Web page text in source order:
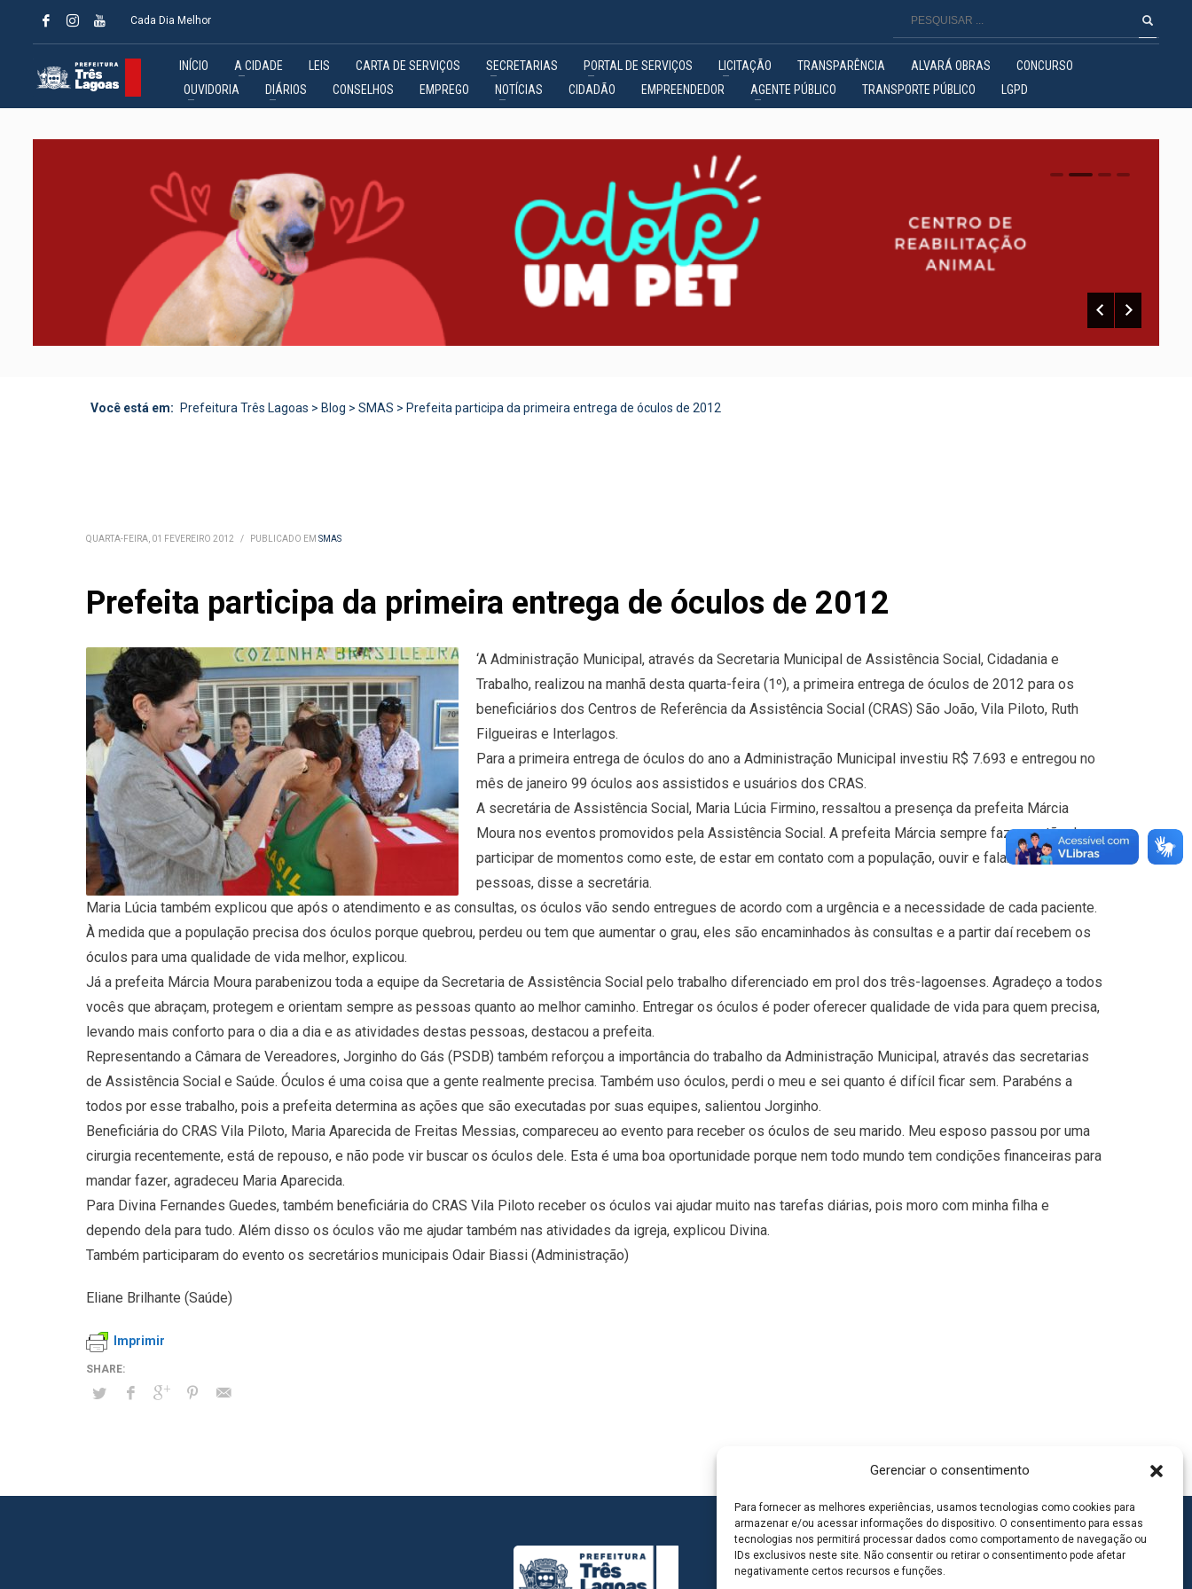
Gerenciar o consentimento
Para fornecer as melhores experiências, usamos tecnologias como cookies para
armazenar e/ou acessar informações do dispositivo. O consentimento para essas
tecnologias nos permitirá processar dados como comportamento de navegação ou
IDs exclusivos neste site. Não consentir ou retirar o consentimento pode afetar
negativamente certos recursos e funções.
Cada Dia Melhor
INÍCIO A CIDADE LEIS CARTA DE SERVIÇOS SECRETARIAS PORTAL DE SERVIÇOS LICITAÇÃO TRANSPARÊNCIA ALVARÁ OBRAS
CONCURSO
OUVIDORIA
DIÁRIOS CONSELHOS EMPREGO NOTÍCIAS CIDADÃO EMPREENDEDOR AGENTE PÚBLICO TRANSPORTE PÚBLICO LGPD
0 1 2
Você está em: Prefeitura Três Lagoas > Blog > SMAS > Prefeita participa da primeira entrega de óculos de 2012
QUARTA-FEIRA, 01 FEVEREIRO 2012 / PUBLICADO EM SMAS
Prefeita participa da primeira entrega de óculos de 2012
‘A Administração Municipal, através da Secretaria Municipal de Assistência Social, Cidadania e
Trabalho, realizou na manhã desta quarta-feira (1º), a primeira entrega de óculos de 2012 para os
beneficiários dos Centros de Referência da Assistência Social (CRAS) São João, Vila Piloto, Ruth
Filgueiras e Interlagos.
Para a primeira entrega de óculos do ano a Administração Municipal investiu R$ 7.693 e entregou no
mês de janeiro 99 óculos aos assistidos e usuários dos CRAS.
A secretária de Assistência Social, Maria Lúcia Firmino, ressaltou a presença da prefeita Márcia
Moura nos eventos promovidos pela Assistência Social. A prefeita Márcia sempre faz questão de
participar de momentos como este, de estar em contato com a população, ouvir e falar com as
pessoas, disse a secretária.
Maria Lúcia também explicou que após o atendimento e as consultas, os óculos vão sendo entregues de acordo com a urgência e a necessidade de cada paciente.
À medida que a população precisa dos óculos porque quebrou, perdeu ou tem que aumentar o grau, eles são encaminhados às consultas e a partir daí recebem os
óculos para uma qualidade de vida melhor, explicou.
Já a prefeita Márcia Moura parabenizou toda a equipe da Secretaria de Assistência Social pelo trabalho diferenciado em prol dos três-lagoenses. Agradeço a todos
vocês que abraçam, protegem e orientam sempre as pessoas quanto ao melhor caminho. Entregar os óculos é poder oferecer qualidade de vida para quem precisa,
levando mais conforto para o dia a dia e as atividades destas pessoas, destacou a prefeita.
Representando a Câmara de Vereadores, Jorginho do Gás (PSDB) também reforçou a importância do trabalho da Administração Municipal, através das secretarias
de Assistência Social e Saúde. Óculos é uma coisa que a gente realmente precisa. Também uso óculos, perdi o meu e sei quanto é difícil ficar sem. Parabéns a
todos por esse trabalho, pois a prefeita determina as ações que são executadas por suas equipes, salientou Jorginho.
Beneficiária do CRAS Vila Piloto, Maria Aparecida de Freitas Messias, compareceu ao evento para receber os óculos de seu marido. Meu esposo passou por uma
cirurgia recentemente, está de repouso, e não pode vir buscar os óculos dele. Esta é uma boa oportunidade porque nem todo mundo tem condições financeiras para
mandar fazer, agradeceu Maria Aparecida.
Para Divina Fernandes Guedes, também beneficiária do CRAS Vila Piloto receber os óculos vai ajudar muito nas tarefas diárias, pois moro com minha filha e
dependo dela para tudo. Além disso os óculos vão me ajudar também nas atividades da igreja, explicou Divina.
Também participaram do evento os secretários municipais Odair Biassi (Administração)
Eliane Brilhante (Saúde)
Imprimir